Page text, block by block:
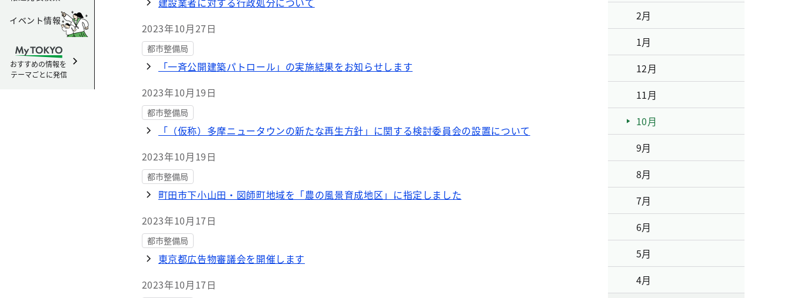
イベント情報
おすすめの情報を
テーマごとに発信
2023年10月27日
都市整備局
「一斉公開建築パトロール」の実施結果をお知らせします
2023年10月19日
都市整備局
「（仮称）多摩ニュータウンの新たな再生方針」に関する検討委員会の設置について
2023年10月19日
都市整備局
町田市下小山田・図師町地域を「農の風景育成地区」に指定しました
2023年10月17日
都市整備局
東京都広告物審議会を開催します
2023年10月17日
2月
1月
12月
11月
10月
9月
8月
7月
6月
5月
4月